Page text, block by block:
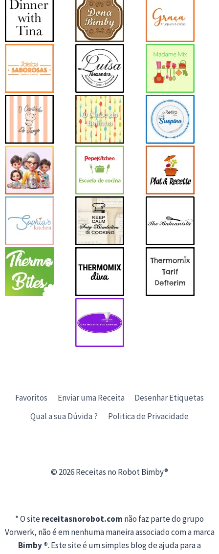
Favoritos Enviar uma Receita
Desenhar Etiquetas
Qual a sua Dúvida ?
Politica de Privacidade
© 2026 Receitas no Robot Bimby®
* O sitereceitasnorobot.com não faz parte do grupo
Vorwerk, não é em nenhuma maneira associado com a marca
Bimby ®. Este site é um simples blog de ajuda para a